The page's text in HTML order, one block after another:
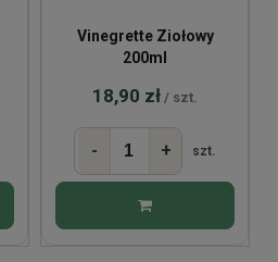
Vinegrette Ziołowy
200ml
18,90 zł / szt.
- + szt.